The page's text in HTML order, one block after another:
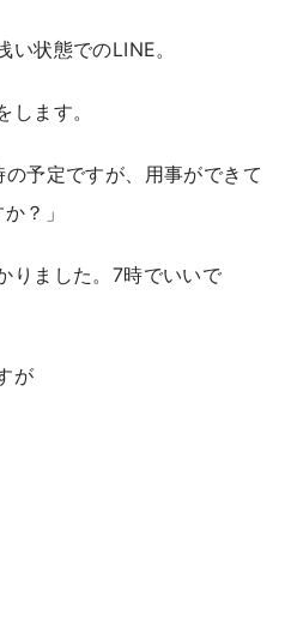
い状態でのLINE。
ます。
の予定ですが、用事ができて
？」
りました。7時でいいで
が